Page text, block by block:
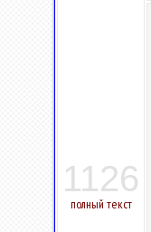
1126
полный текст